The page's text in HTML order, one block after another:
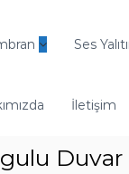
Ses
İletişim